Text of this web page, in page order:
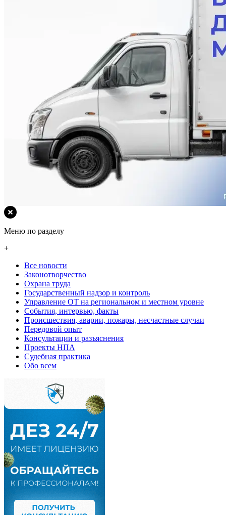
Меню по разделу
+
Все новости
Законотворчество
Охрана труда
Государственный надзор и контроль
Управление ОТ на региональном и местном уровне
События, интервью, факты
Происшествия, аварии, пожары, несчастные случаи
Передовой опыт
Консультации и разъяснения
Проекты НПА
Судебная практика
Обо всем